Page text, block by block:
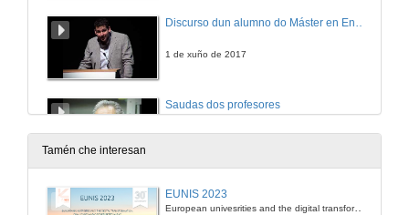
Discurso dun alumno do Máster en Enxeñaría Industrial
1 de xuño de 2017
Saudas dos profesores
1 de xuño de 2017
Tamén che interesan
EUNIS 2023
European univesrities and the digital transformation: challenges and opportunities ahead